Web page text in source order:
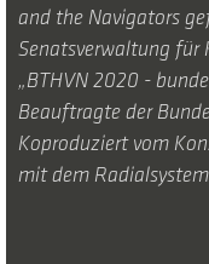
and the Navigators
Senatsverwaltung für
„BTHVN 2020 -
Beauftragte der
Koproduziert vom
mit dem